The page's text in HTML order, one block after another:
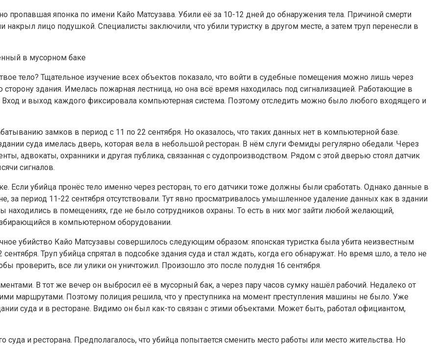
пропавшая японка по имени Кайо Матсузава. Убили её за 10-12 дней до обнаружения тела. Причиной смерти
лицо подушкой. Специалисты заключили, что убили туристку в другом месте, а затем труп перенесли в
в мусорном баке
тело? Тщательное изучение всех объектов показало, что войти в судебные помещения можно лишь через
здания. Имелась пожарная лестница, но она всё время находилась под сигнализацией. Работающие в
и выход каждого фиксировала компьютерная система. Поэтому отследить можно было любого входящего и
замков в период с 11 по 22 сентября. Но оказалось, что таких данных нет в компьютерной базе.
суда имелась дверь, которая вела в небольшой ресторан. В нём слуги Фемиды регулярно обедали. Через
адвокаты, охранники и другая публика, связанная с судопроизводством. Рядом с этой дверью стоял датчик
сигналов.
Если убийца пронёс тело именно через ресторан, то его датчики тоже должны были сработать. Однако данные в
за период 11-22 сентября отсутствовали. Тут явно просматривалось умышленное удаление данных как в здании
находились в помещениях, где не было сотрудников охраны. То есть в них мог зайти любой желающий,
в компьютерном оборудовании.
убийство Кайо Матсузавы совершилось следующим образом: японская туристка была убита неизвестным
Труп убийца спрятал в подсобке здания суда и стал ждать, когда его обнаружат. Но время шло, а тело не
проверить, все ли улики он уничтожил. Произошло это после полудня 16 сентября.
В тот же вечер он выбросил её в мусорный бак, а через пару часов сумку нашёл рабочий. Недалеко от
маршрутами. Поэтому полиция решила, что у преступника на момент преступления машины не было. Уже
суда и в ресторане. Видимо он был как-то связан с этими объектами. Может быть, работал официантом,
и ресторана. Предполагалось, что убийца попытается сменить место работы или место жительства. Но